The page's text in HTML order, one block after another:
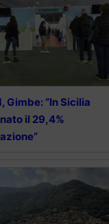
Gimbe: “In Sicilia
il 29,4%